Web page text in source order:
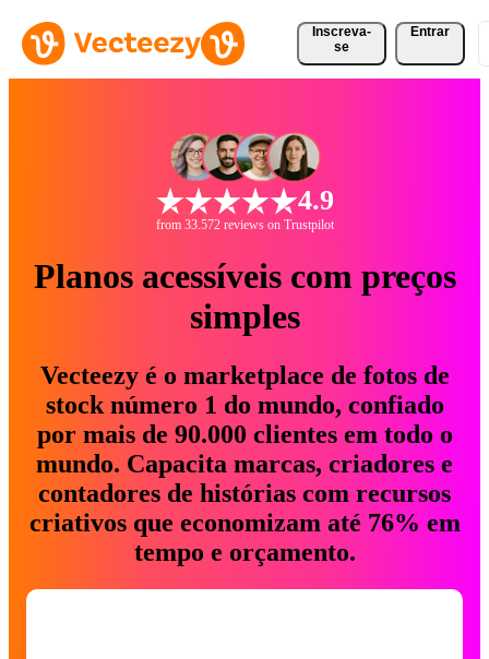
Inscreva-
se
Entrar
4.9
from 33.572 reviews on Trustpilot
Planos acessíveis com preços
simples
Vecteezy é o marketplace de fotos de
stock número 1 do mundo, confiado
por mais de 90.000 clientes em todo o
mundo. Capacita marcas, criadores e
contadores de histórias com recursos
criativos que economizam até 76% em
tempo e orçamento.